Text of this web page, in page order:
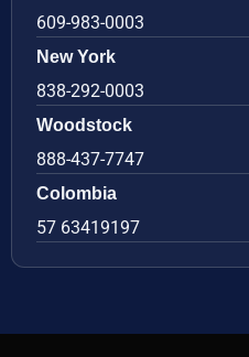
609-983-0003
New York
838-292-0003
Woodstock
888-437-7747
Colombia
57 63419197